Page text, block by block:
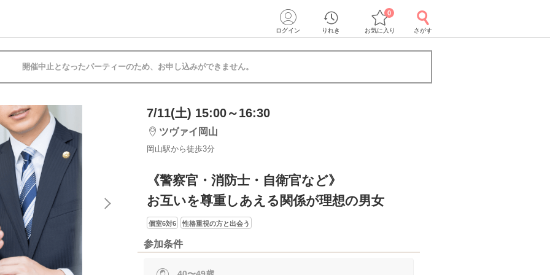
ログイン りれき お気に入り
0
さがす
開催中止となったパーティーのため、お申し込みができません。
7/11(土) 15:00～16:30
ツヴァイ岡山
岡山駅から徒歩3分
《警察官・消防士・自衛官など》
お互いを尊重しあえる関係が理想の男女
個室6対6 性格重視の方と出会う
参加条件